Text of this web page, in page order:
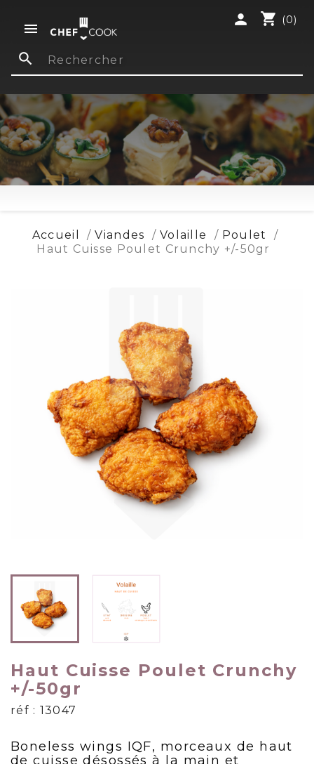

shopping_cart (0)
person
search
Accueil Viandes Volaille
Poulet
Haut Cuisse Poulet Crunchy +/-50gr
Haut Cuisse Poulet Crunchy
+/-50gr
réf : 13047
Boneless wings IQF, morceaux de haut
de cuisse désossés à la main et